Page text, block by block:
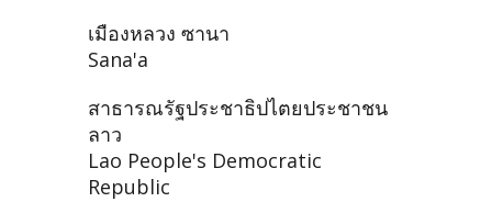
เมืองหลวง ซานา
Sana'a
สาธารณรัฐประชาธิปไตยประชาชน
ลาว
Lao People's Democratic
Republic